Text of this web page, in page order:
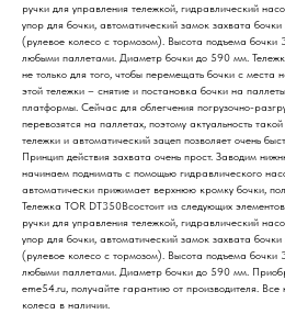
ручки для управления тележкой, гидравлический
упор для бочки, автоматический замок захвата
(рулевое колесо с тормозом). Высота подъема бочки
любыми паллетами. Диаметр бочки до 590 мм.
не только для того, чтобы перемещать бочки с
этой тележки – снятие и постановка бочки на
платформы. Сейчас для облегчения погрузочно-
перевозятся на паллетах, поэтому актуальность
тележки и автоматический зацеп позволяет очень
Принцип действия захвата очень прост. Заводим
начинаем поднимать с помощью гидравлического
автоматически прижимает верхнюю кромку бочки,
Тележка TOR DT350Bсостоит из следующих
ручки для управления тележкой, гидравлический
упор для бочки, автоматический замок захвата
(рулевое колесо с тормозом). Высота подъема бочки
любыми паллетами. Диаметр бочки до 590 мм.
eme54.ru, получайте гарантию от производителя.
колеса в наличии.